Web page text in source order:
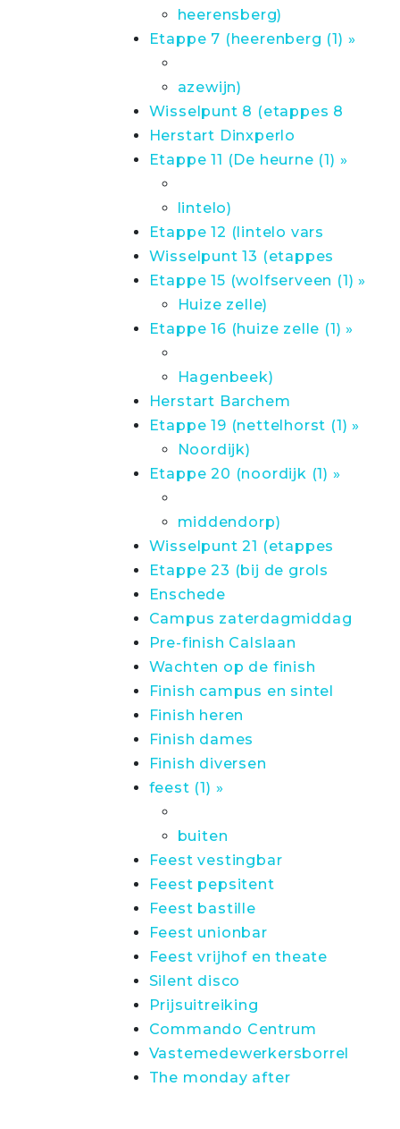
heerensberg)
Etappe 7 (heerenberg (1) »
azewijn)
Wisselpunt 8 (etappes 8
Herstart Dinxperlo
Etappe 11 (De heurne (1) »
lintelo)
Etappe 12 (lintelo vars
Wisselpunt 13 (etappes
Etappe 15 (wolfserveen (1) »
Huize zelle)
Etappe 16 (huize zelle (1) »
Hagenbeek)
Herstart Barchem
Etappe 19 (nettelhorst (1) »
Noordijk)
Etappe 20 (noordijk (1) »
middendorp)
Wisselpunt 21 (etappes
Etappe 23 (bij de grols
Enschede
Campus zaterdagmiddag
Pre-finish Calslaan
Wachten op de finish
Finish campus en sintel
Finish heren
Finish dames
Finish diversen
feest (1) »
buiten
Feest vestingbar
Feest pepsitent
Feest bastille
Feest unionbar
Feest vrijhof en theate
Silent disco
Prijsuitreiking
Commando Centrum
Vastemedewerkersborrel
The monday after